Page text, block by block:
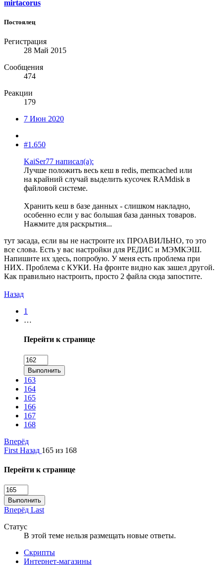
mirtacorus
Постоялец
Регистрация
28 Май 2015
Сообщения
474
Реакции
179
7 Июн 2020
#1.650
KaiSer77 написал(а):
Лучше положить весь кеш в redis, memcached или
на крайний случай выделить кусочек RAMdisk в
файловой системе.
Хранить кеш в базе данных - слишком накладно,
особенно если у вас большая база данных товаров.
Нажмите для раскрытия...
тут засада, если вы не настроите их ПРОАВИЛЬНО, то это
все слова. Есть у вас настройки для РЕДИС и МЭМКЭШ.
Напишите их здесь, попробую. У меня есть проблема при
НИХ. Проблема с КУКИ. На фронте видно как зашел другой.
Как правильно настроить, просто 2 файла сюда запостите.
Назад
1
…
Перейти к странице
Выполнить
163
164
165
166
167
168
Вперёд
First Назад 165 из 168
Перейти к странице
Выполнить
Вперёд Last
Статус
В этой теме нельзя размещать новые ответы.
Скрипты
Интернет-магазины